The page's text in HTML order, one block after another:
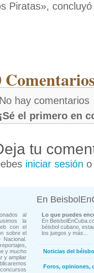
Piratas»,
No hay comentarios
¡Sé el primero en
tu
iniciar sesión
al
la
con el
sobre el
y mucho
y ampliar
En
Lo que puedes
En
béisbol cubano,
los juegos y más...
Noticias del
Foros, opiniones,